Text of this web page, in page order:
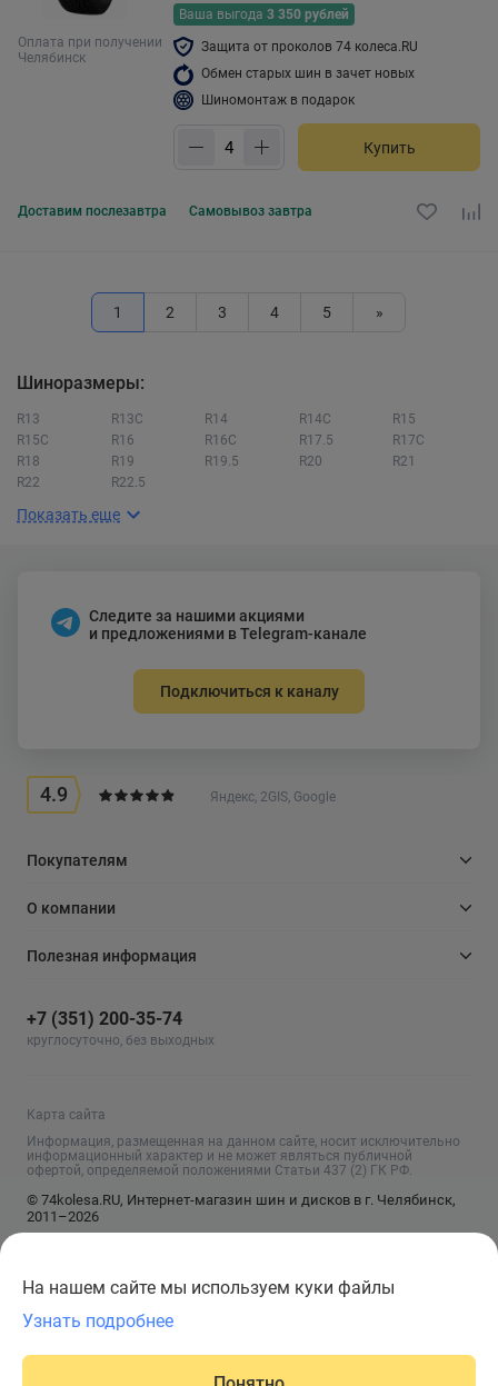
Оплата при получении
Челябинск
Ваша выгода 3 350 рублей
Защита от проколов 74 колеса.RU
Обмен старых шин в зачет новых
Шиномонтаж в подарок
Купить
Доставим послезавтра Самовывоз завтра
1 2 3 4 5 »
Шиноразмеры:
R13 R13C R14 R14C
R15
R15C
R16 R16C R17.5
R17C
R18
R19 R19.5 R20
R21
R22
R22.5
Показать еще
Следите за нашими акциями
и предложениями в Telegram-канале
Подключиться к каналу
4.9 Яндекс, 2GIS, Google
Покупателям
О компании
Полезная информация
+7 (351) 200-35-74
круглосуточно, без выходных
Карта сайта
Информация, размещенная на данном сайте, носит исключительно
информационный характер и не может являться публичной
офертой, определяемой положениями Статьи 437 (2) ГК РФ.
© 74kolesa.RU, Интернет-магазин шин и дисков в г. Челябинск,
2011–2026
На нашем сайте мы используем куки файлы
Узнать подробнее